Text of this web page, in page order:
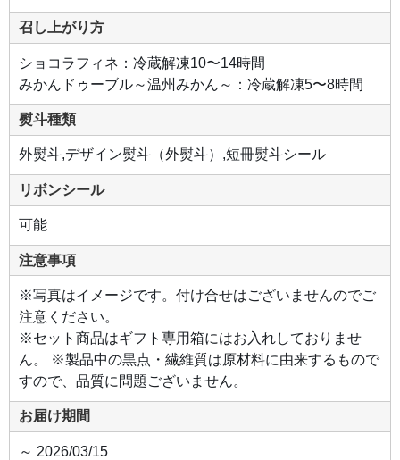
召し上がり方
ショコラフィネ：冷蔵解凍10〜14時間
みかんドゥーブル～温州みかん～：冷蔵解凍5〜8時間
熨斗種類
外熨斗,デザイン熨斗（外熨斗）,短冊熨斗シール
リボンシール
可能
注意事項
※写真はイメージです。付け合せはございませんのでご
注意ください。
※セット商品はギフト専用箱にはお入れしておりませ
ん。 ※製品中の黒点・繊維質は原材料に由来するもので
すので、品質に問題ございません。
お届け期間
～ 2026/03/15